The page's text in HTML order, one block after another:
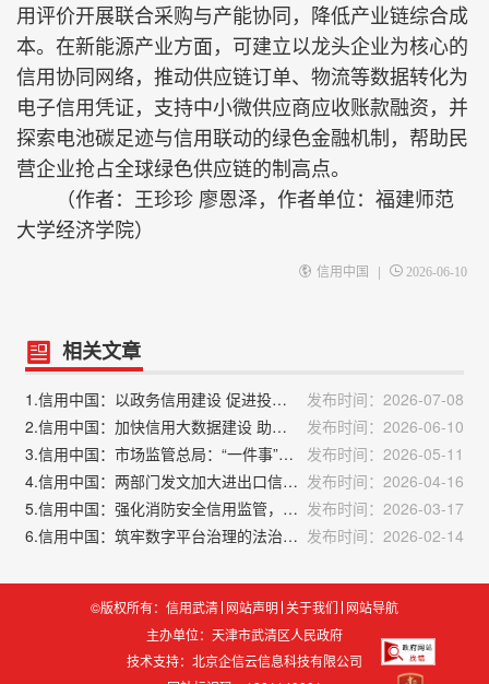
用评价开展联合采购与产能协同，降低产业链综合成
本。在新能源产业方面，可建立以龙头企业为核心的
信用协同网络，推动供应链订单、物流等数据转化为
电子信用凭证，支持中小微供应商应收账款融资，并
探索电池碳足迹与信用联动的绿色金融机制，帮助民
营企业抢占全球绿色供应链的制高点。
（作者：王珍珍 廖恩泽，作者单位：福建师范
大学经济学院）
信用中国 | 2026-06-10
相关文章
1.信用中国：以政务信用建设 促进投资于物和投资于人紧密结合
发布时间：2026-07-08
2.信用中国：加快信用大数据建设 助推民营经济发展
发布时间：2026-06-10
3.信用中国：市场监管总局：“一件事”政务服务改革“跑出”加速度
发布时间：2026-05-11
4.信用中国：两部门发文加大进出口信贷支持力度 发布时间：2026-04-16
5.信用中国：强化消防安全信用监管，营造良好消防安全环境 发布时间：2026-03-17
6.信用中国：筑牢数字平台治理的法治根基 发布时间：2026-02-14
©版权所有：信用武清 网站声明 关于我们 网站导航
主办单位：天津市武清区人民政府
技术支持： 北京企信云信息科技有限公司